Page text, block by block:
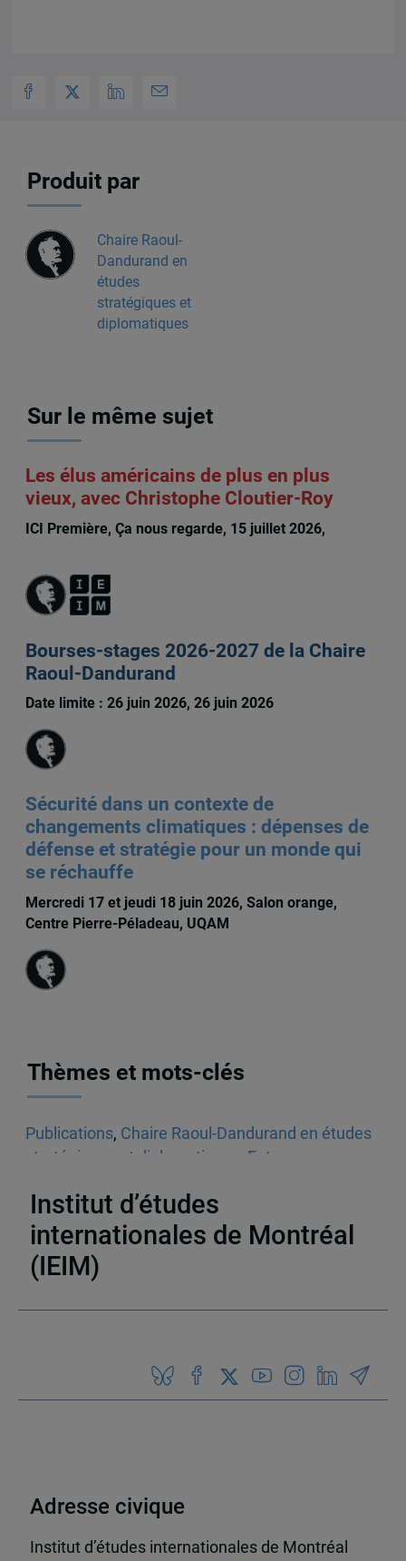
Produit par
Chaire Raoul-
Dandurand en
études
stratégiques et
diplomatiques
Sur le même sujet
Les élus américains de plus en plus
vieux, avec Christophe Cloutier-Roy
ICI Première, Ça nous regarde, 15 juillet 2026,
Bourses-stages 2026-2027 de la Chaire
Raoul-Dandurand
Date limite : 26 juin 2026, 26 juin 2026
Sécurité dans un contexte de
changements climatiques : dépenses de
défense et stratégie pour un monde qui
se réchauffe
Mercredi 17 et jeudi 18 juin 2026, Salon orange,
Centre Pierre-Péladeau, UQAM
Thèmes et mots-clés
Publications, Chaire Raoul-Dandurand en études
stratégiques et diplomatiques
Entrevues
Institut d’études
internationales de Montréal
(IEIM)
Adresse civique
Institut d’études internationales de Montréal